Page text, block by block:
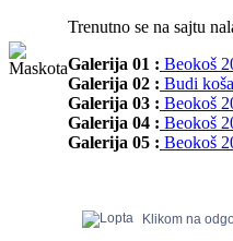
Trenutno se na sajtu
Galerija 01 : Beokoš
Galerija 02 : Budi
Galerija 03 : Beokoš
Galerija 04 : Beokoš
Galerija 05 : Beokoš
Klikom na